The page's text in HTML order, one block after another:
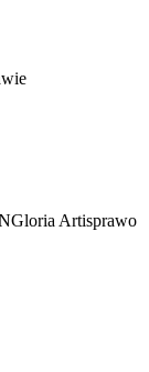
Gloria Artisprawo